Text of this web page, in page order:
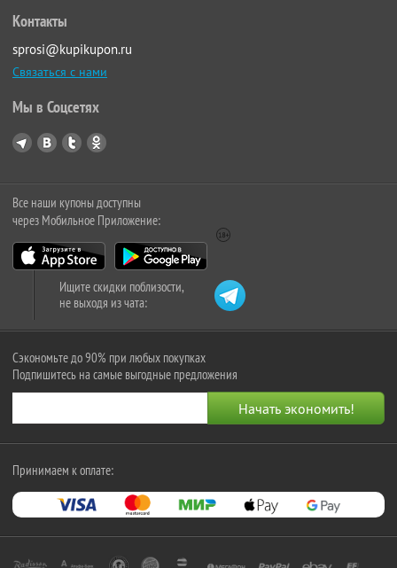
Контакты
sprosi@kupikupon.ru
Связаться с нами
Мы в Соцсетях
Все наши купоны доступны
через Мобильное Приложение:
Ищите скидки поблизости,
не выходя из чата:
Сэкономьте до 90% при любых покупках
Подпишитесь на самые выгодные предложения
Принимаем к оплате: